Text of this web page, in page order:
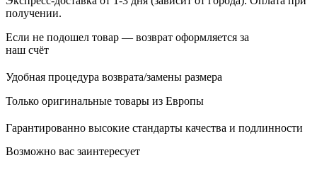
получении.
Если не подошел товар — возврат оформляется за
наш счёт
Удобная процедура возврата/замены размера
Только оригинальные товары из Европы
Гарантированно высокие стандарты качества и подлинности
Возможно вас заинтересует